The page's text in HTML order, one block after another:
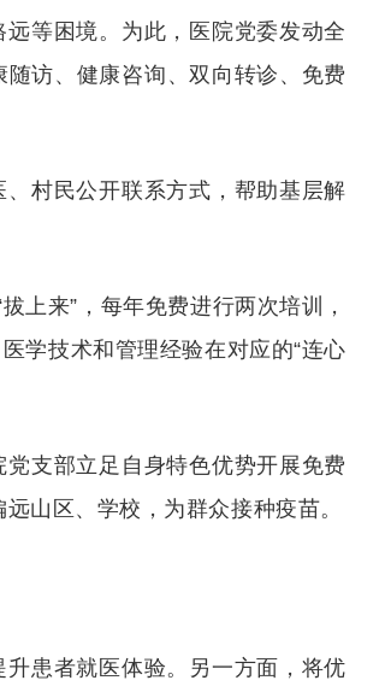
等困境。为此，医院党委发动全
访、健康咨询、双向转诊、免费
村民公开联系方式，帮助基层解
上来”，每年免费进行两次培训，
学技术和管理经验在对应的“连心
支部立足自身特色优势开展免费
山区、学校，为群众接种疫苗。
患者就医体验。另一方面，将优